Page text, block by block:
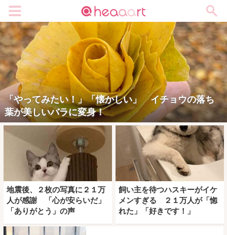
「やってみたい！」「懐かしい」 イチョウの落ち
葉が美しいバラに変身！
地震後、２枚の写真に２１万
人が感謝 「心が安らいだ」
「ありがとう」の声
飼い主を待つハスキーがイケ
メンすぎる ２１万人が「惚
れた」「好きです！」